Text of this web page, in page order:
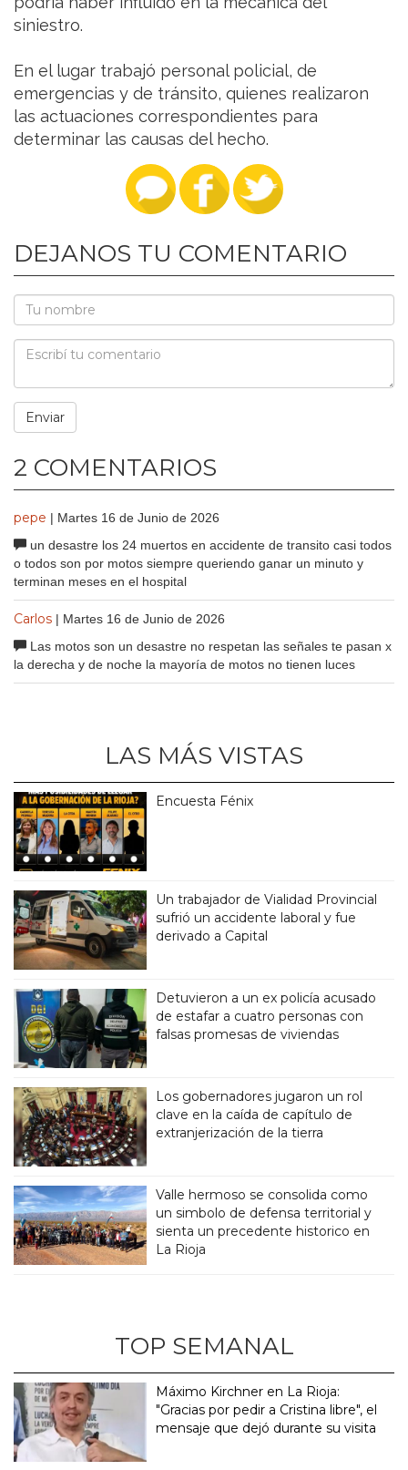
siniestro.
En el lugar trabajó personal policial, de
emergencias y de tránsito, quienes realizaron
las actuaciones correspondientes para
determinar las causas del hecho.
DEJANOS TU COMENTARIO
2 COMENTARIOS
pepe | Martes 16 de Junio de 2026
un desastre los 24 muertos en accidente de transito casi todos
o todos son por motos siempre queriendo ganar un minuto y
terminan meses en el hospital
Carlos | Martes 16 de Junio de 2026
Las motos son un desastre no respetan las señales te pasan x
la derecha y de noche la mayoría de motos no tienen luces
LAS MÁS VISTAS
Encuesta Fénix
Un trabajador de Vialidad Provincial
sufrió un accidente laboral y fue
derivado a Capital
Detuvieron a un ex policía acusado
de estafar a cuatro personas con
falsas promesas de viviendas
Los gobernadores jugaron un rol
clave en la caída de capítulo de
extranjerización de la tierra
Valle hermoso se consolida como
un simbolo de defensa territorial y
sienta un precedente historico en
La Rioja
TOP SEMANAL
Máximo Kirchner en La Rioja:
"Gracias por pedir a Cristina libre", el
mensaje que dejó durante su visita